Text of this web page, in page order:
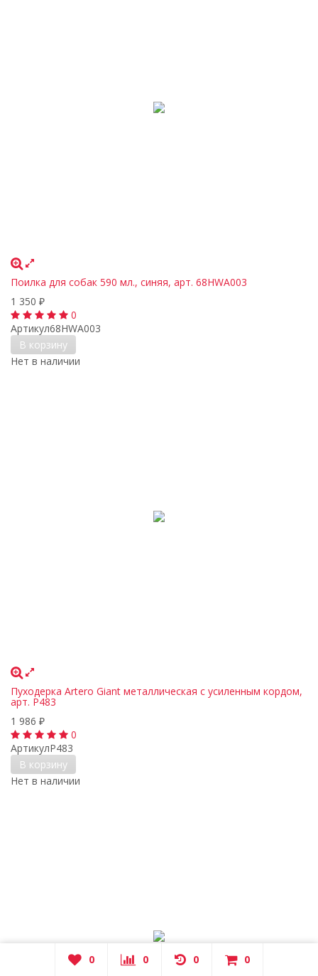
Поилка для собак 590 мл., синяя, арт. 68HWA003
1 350 ₽
0
Артикул68HWA003
В корзину
Нет в наличии
Пуходерка Artero Giant металлическая с усиленным кордом,
арт. P483
1 986 ₽
0
АртикулP483
В корзину
Нет в наличии
0 0 0 0